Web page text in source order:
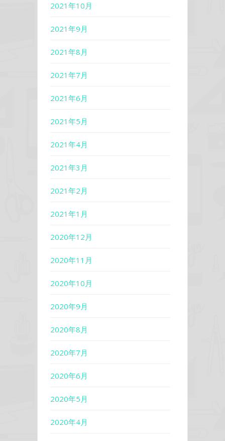
2021年10月
2021年9月
2021年8月
2021年7月
2021年6月
2021年5月
2021年4月
2021年3月
2021年2月
2021年1月
2020年12月
2020年11月
2020年10月
2020年9月
2020年8月
2020年7月
2020年6月
2020年5月
2020年4月